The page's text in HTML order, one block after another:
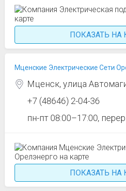
ПОКАЗАТЬ НА
Мценские Электрические Сети
Мценск, улица
+7 (48646) 2-04-36
пн-пт 08:00–17:00,
ПОКАЗАТЬ НА